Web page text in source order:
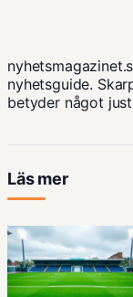
nyhetsguide.
betyder något
Läs mer